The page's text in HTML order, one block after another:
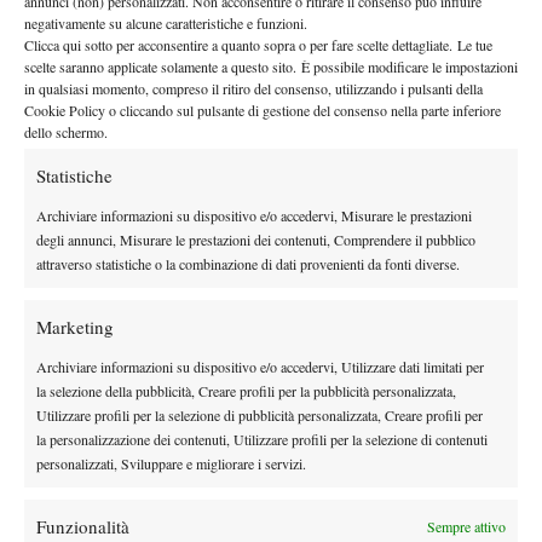
negativamente su alcune caratteristiche e funzioni.
Clicca qui sotto per acconsentire a quanto sopra o per fare scelte dettagliate. Le tue
scelte saranno applicate solamente a questo sito. È possibile modificare le impostazioni
in qualsiasi momento, compreso il ritiro del consenso, utilizzando i pulsanti della
Cookie Policy o cliccando sul pulsante di gestione del consenso nella parte inferiore
dello schermo.
Statistiche
Archiviare informazioni su dispositivo e/o accedervi, Misurare le prestazioni
degli annunci, Misurare le prestazioni dei contenuti, Comprendere il pubblico
attraverso statistiche o la combinazione di dati provenienti da fonti diverse.
Marketing
Archiviare informazioni su dispositivo e/o accedervi, Utilizzare dati limitati per
la selezione della pubblicità, Creare profili per la pubblicità personalizzata,
Utilizzare profili per la selezione di pubblicità personalizzata, Creare profili per
la personalizzazione dei contenuti, Utilizzare profili per la selezione di contenuti
personalizzati, Sviluppare e migliorare i servizi.
Funzionalità Sempre attivo
A livello WTA, nel 2014 la Cirsteaha vinto solo 13 delle 37
partite che ha giocato, non ha mai raggiunto alcuna semifinale e
salva la sua classifica solo grazie al terzo turno al Roland Garros
ed ai quarti di finale nel torneo Premier di Dubai, dove peraltro
ottienele uniche due vittorie annuali contro giocatrici top40
una stagione che peraltro ha dato loro, soprattutto alla Watson,
pochissime soddisfazioni. Volendo cercare qualcosa di positivo,
più di una volta ha messo in forte difficoltà una giocatrice
attualmente ben più in alto in classifica: si pensi ad esempio al
primo turno di Madrid, perso 7-6 al terzo contro la Kvitova od al
primo turno agli Us Open, dove ha trascinato al terzo Eugenie
Bouchard, vincente solo per 6-4 dopo un lungo match. Ma è fin
malapena l’ha tenuta nelle top100 (ne era perfino uscita, prima di